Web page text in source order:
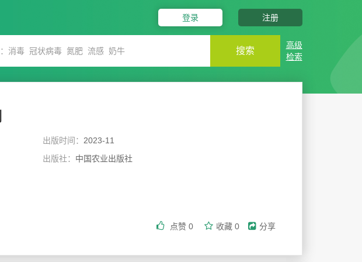
登录 注册
搜索
高级
检索
出版时间： 2023-11
出版社： 中国农业出版社
点赞 0 收藏 0 分享